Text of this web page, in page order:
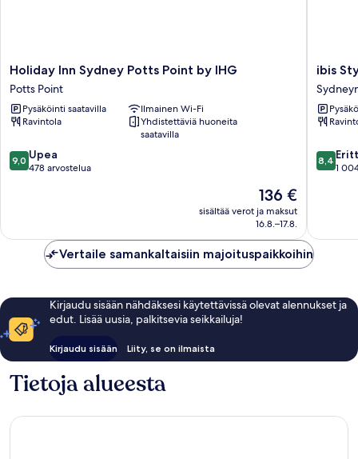
Holiday
Inn
Sydney
Potts
Point
IHG
Potts
Holiday Inn Sydney Potts Point by IHG
Potts Point
Pysäköinti saatavilla
Ilmainen Wi-Fi
Ravintola
Yhdistettäviä huoneita
saatavilla
9.0
kautta
9,0 Upea
478 arvostelua
Hinta
136 €
136 €
sisältää verot ja maksut
16.8.–17.8.
ibis
Styles
Sydney
Central
ibis
8.4
kautta
8,4
1
Vertaile samankaltaisiin majoituspaikkoihin
Kirjaudu sisään nähdäksesi käytettävissä olevat alennukset ja
edut. Lisää uusia, palkitsevia seikkailuja!
Kirjaudu sisään Liity, se on ilmaista
Tietoja alueesta